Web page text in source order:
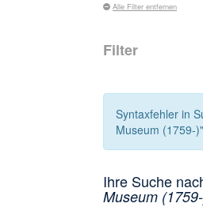
Alle Filter entfernen
Filter
Syntaxfehler in
Museum (1759-
Ihre Suche
Museum